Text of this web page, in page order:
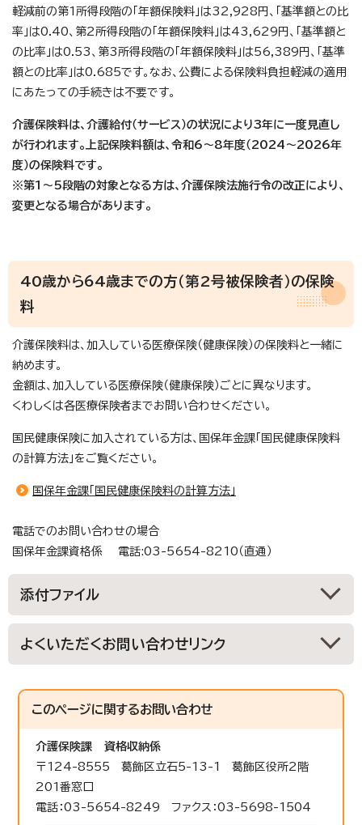
軽減前の第1所得段階の「年額保険料」は32,928円、「基準額との比
率」は0.40、第2所得段階の「年額保険料」は43,629円、「基準額と
の比率」は0.53、第3所得段階の「年額保険料」は56,389円、「基準
額との比率」は0.685です。なお、公費による保険料負担軽減の適用
にあたっての手続きは不要です。
介護保険料は、介護給付（サービス）の状況により3年に一度見直し
が行われます。上記保険料額は、令和6～8年度（2024～2026年
度）の保険料です。
※第1～5段階の対象となる方は、介護保険法施行令の改正により、
変更となる場合があります。
40歳から64歳までの方（第2号被保険者）の保険
料
介護保険料は、加入している医療保険（健康保険）の保険料と一緒に
納めます。
金額は、加入している医療保険（健康保険）ごとに異なります。
くわしくは各医療保険者までお問い合わせください。
国民健康保険に加入されている方は、国保年金課「国民健康保険料
の計算方法」をご覧ください。
国保年金課「国民健康保険料の計算方法」
電話でのお問い合わせの場合
国保年金課資格係 電話:03-5654-8210（直通）
添付ファイル
よくいただくお問い合わせリンク
このページに関するお問い合わせ
介護保険課
資格収納係
〒124-8555 葛飾区立石5-13-1 葛飾区役所2階
201番窓口
電話：03-5654-8249 ファクス：03-5698-1504